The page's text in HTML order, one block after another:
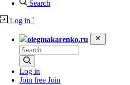
Search
Log in `
olegmakarenko.ru
Log in
Join free Join